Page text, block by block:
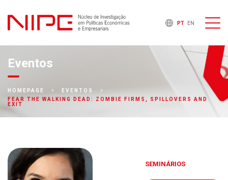
PT EN
Eventos
HOMEPAGE
EVENTOS
FEAR THE WALKING DEAD: ZOMBIE FIRMS, SPILLOVERS AND
EXIT
SEMINÁRIOS